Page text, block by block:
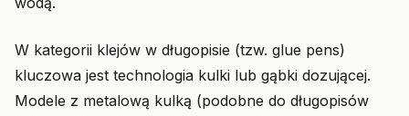
W kategorii klejów w długopisie (tzw. glue pens)
kluczowa jest technologia kulki lub gąbki dozującej.
Modele z metalową kulką (podobne do długopisów